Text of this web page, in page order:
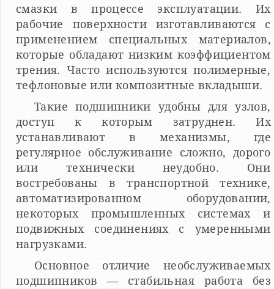
смазки в процессе эксплуатации. Их
рабочие поверхности изготавливаются с
применением специальных материалов,
которые обладают низким коэффициентом
трения. Часто используются полимерные,
тефлоновые или композитные вкладыши.
Такие подшипники удобны для узлов,
доступ к которым затруднен. Их
устанавливают в механизмы, где
регулярное обслуживание сложно, дорого
или технически неудобно. Они
востребованы в транспортной технике,
автоматизированном оборудовании,
некоторых промышленных системах и
подвижных соединениях с умеренными
нагрузками.
Основное отличие необслуживаемых
подшипников — стабильная работа без